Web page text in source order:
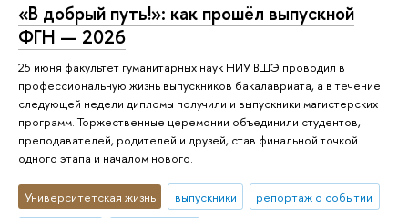
«В добрый путь!»: как прошёл выпускной
ФГН — 2026
25 июня факультет гуманитарных наук НИУ ВШЭ проводил в
профессиональную жизнь выпускников бакалавриата, а в течение
следующей недели дипломы получили и выпускники магистерских
программ. Торжественные церемонии объединили студентов,
преподавателей, родителей и друзей, став финальной точкой
одного этапа и началом нового.
Университетская жизнь выпускники репортаж о событии